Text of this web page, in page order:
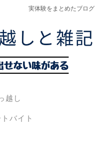
実体験をまとめたブログ
越し
バイト